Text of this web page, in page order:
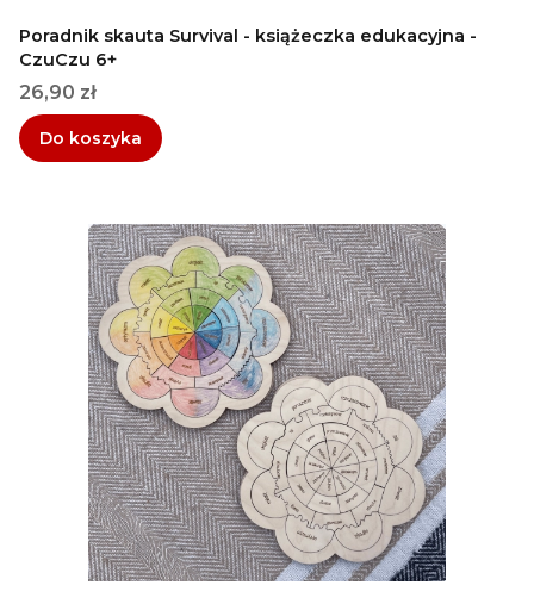
Poradnik skauta Survival - książeczka edukacyjna -
CzuCzu 6+
Cena
26,90 zł
Do koszyka